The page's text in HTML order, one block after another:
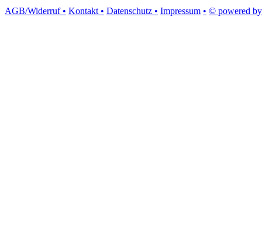
AGB/Widerruf • Kontakt • Datenschutz • Impressum • © powered